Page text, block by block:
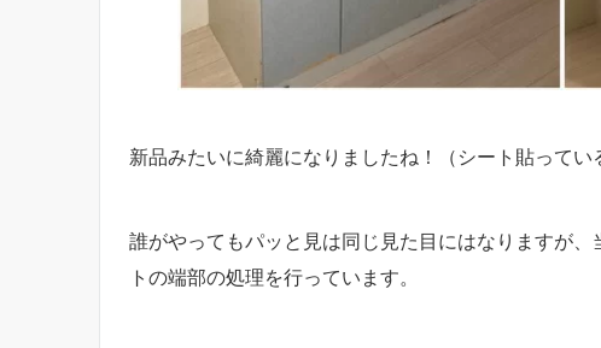
新品みたいに綺麗になりましたね！（シート貼ってい
誰がやってもパッと見は同じ見た目にはなりますが
トの端部の処理を行っています。